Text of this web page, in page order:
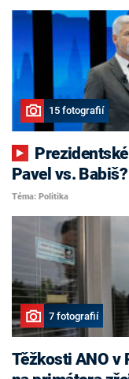
15 fotografií
Pavel vs.
Téma: Politika
7 fotografií
Těžkosti ANO v